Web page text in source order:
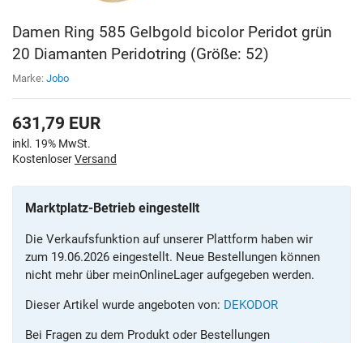
Damen Ring 585 Gelbgold bicolor Peridot grün
20 Diamanten Peridotring (Größe: 52)
Marke: Jobo
631,79 EUR
inkl. 19% MwSt.
KostenloserVersand
Marktplatz-Betrieb eingestellt
Die Verkaufsfunktion auf unserer Plattform haben wir
zum 19.06.2026 eingestellt. Neue Bestellungen können
nicht mehr über meinOnlineLager aufgegeben werden.
Dieser Artikel wurde angeboten von: DEKODOR
Bei Fragen zu dem Produkt oder Bestellungen